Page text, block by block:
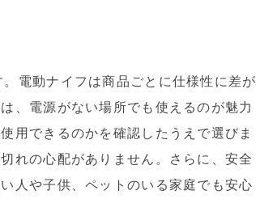
電動ナイフは商品ごとに仕様性に差が
、電源がない場所でも使えるのが魅力
用できるのかを確認したうえで選びま
れの心配がありません。さらに、安全
人や子供、ペットのいる家庭でも安心